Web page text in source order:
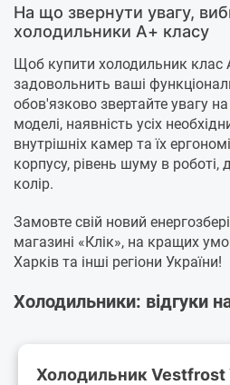
На що звернути увагу,
холодильники А+ класу
Щоб купити холодильник клас
задовольнить ваші
обов'язково звертайте увагу на
моделі, наявність усіх
внутрішніх камер та їх
корпусу, рівень шуму в роботі,
колір.
Замовте свій новий
магазині «Клік», на кращих
Харків та інші регіони України!
Холодильники: відгуки
Холодильник Vestfrost